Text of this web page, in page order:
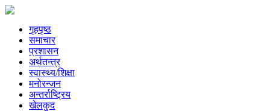
गृहपृष्ठ
समाचार
प्रशासन
अर्थतन्त्र
स्वास्थ्य/शिक्षा
मनोरन्जन
अन्तर्राष्ट्रिय
खेलकुद